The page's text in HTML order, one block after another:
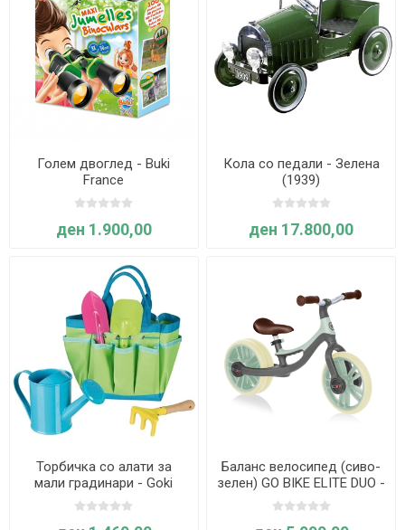
Голем двоглед - Buki
France
ден 1.900,00
Кола со педали - Зелена
(1939)
ден 17.800,00
Торбичка со алати за
мали градинари - Goki
Баланс велосипед (сиво-
зелен) GO BIKE ELITE DUO -
Globber